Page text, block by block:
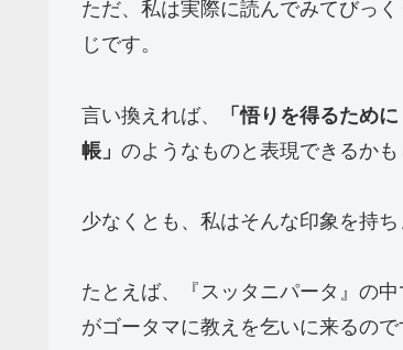
ただ、私は実際に読んでみてびっ
じです。
言い換えれば、
「悟りを得るため
帳」 のようなものと表現できるかも
少なくとも、私はそんな印象を持ち
たとえば、『スッタニパータ』の
がゴータマに教えを乞いに来るの